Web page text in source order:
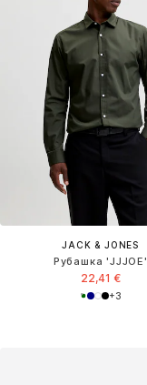
JACK & JONES
Рубашка 'JJJOE'
22,41 €
+3